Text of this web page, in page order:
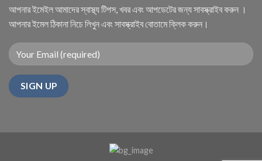
আপনার ইমেইল আমাদের স্বাস্থ্য টিপস, খবর এবং আপডেটের জন্য সাবস্ক্রাইব করুন ।
আপনার ইমেল ঠিকানা নিচে লিখুন এবং সাবস্ক্রাইব বোতামে ক্লিক করুন।